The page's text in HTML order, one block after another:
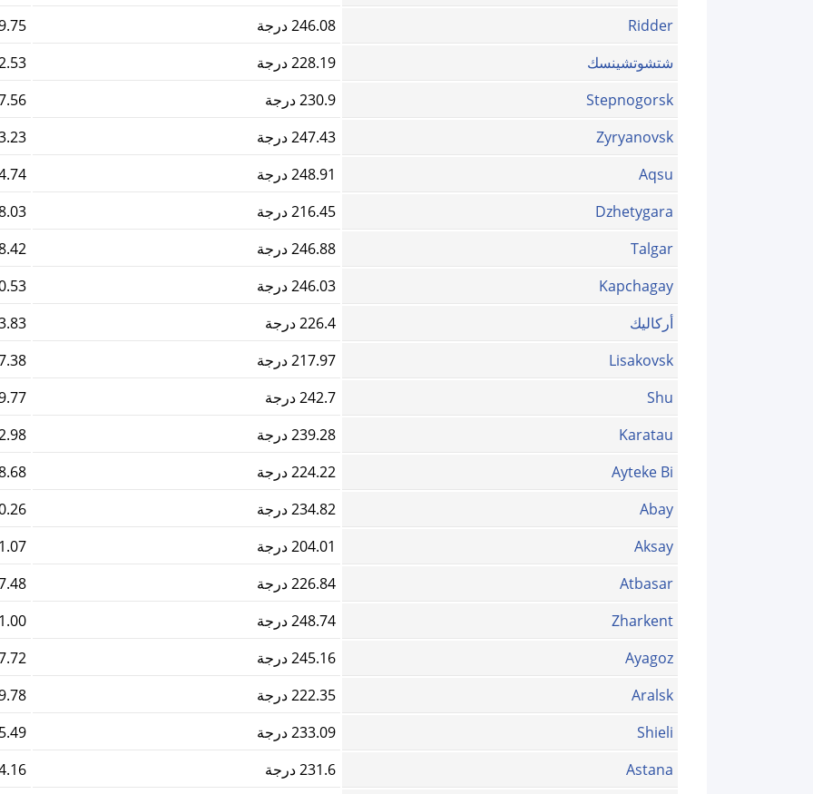
Ridder
246.08 درجة
شتشوتشينسك
228.19 درجة
Stepnogorsk
230.9 درجة
Zyryanovsk
247.43 درجة
Aqsu
248.91 درجة
Dzhetygara
216.45 درجة
Talgar
246.88 درجة
Kapchagay
246.03 درجة
أركاليك
226.4 درجة
Lisakovsk
217.97 درجة
Shu
242.7 درجة
Karatau
239.28 درجة
Ayteke Bi
224.22 درجة
Abay
234.82 درجة
Aksay
204.01 درجة
Atbasar
226.84 درجة
Zharkent
248.74 درجة
Ayagoz
245.16 درجة
Aralsk
222.35 درجة
Shieli
233.09 درجة
Astana
231.6 درجة